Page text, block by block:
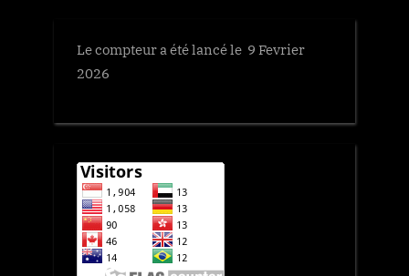
Le compteur a été lancé le 9 Fevrier
2026